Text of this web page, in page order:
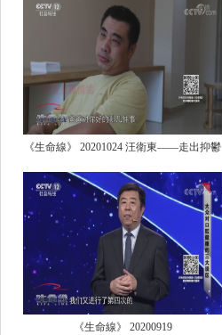
《生命線》 20201024 汪衛東——走出抑鬱
《生命線》 20200919